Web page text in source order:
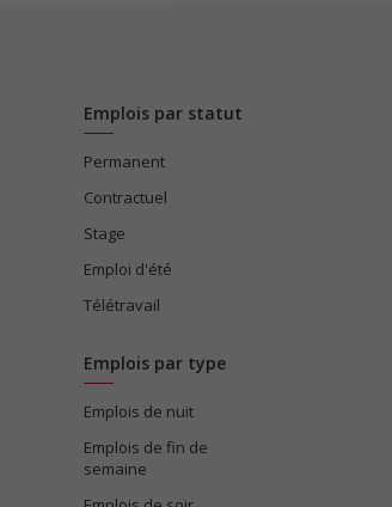
Emplois par statut
Permanent
Contractuel
Stage
Emploi d'été
Télétravail
Emplois par type
Emplois de nuit
Emplois de fin de
semaine